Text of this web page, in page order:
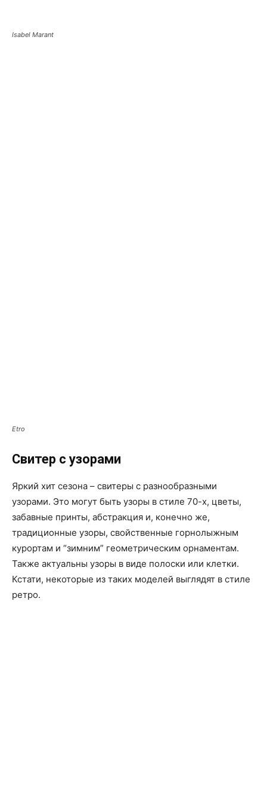
Isabel Marant
Etro
Свитер с узорами
Яркий хит сезона – свитеры с разнообразными
узорами. Это могут быть узоры в стиле 70-х, цветы,
забавные принты, абстракция и, конечно же,
традиционные узоры, свойственные горнолыжным
курортам и “зимним” геометрическим орнаментам.
Также актуальны узоры в виде полоски или клетки.
Кстати, некоторые из таких моделей выглядят в стиле
ретро.